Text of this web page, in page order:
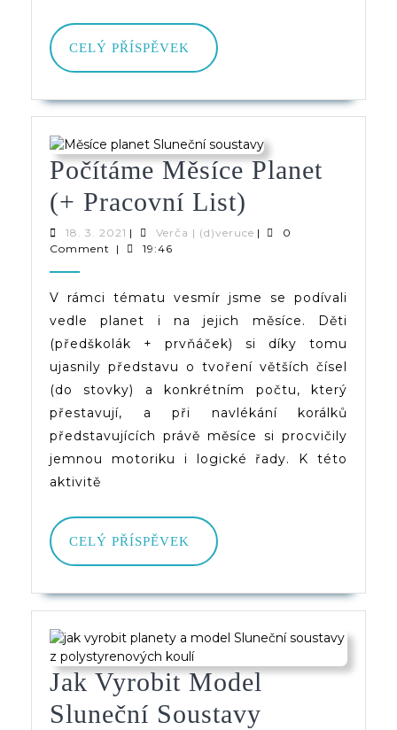
CELÝ PŘÍSPĚVEK
CELÝ
PŘÍSPĚVEK
Počítáme Měsíce Planet
(+ Pracovní List)
Měsíce
(+
Pracovní
List)
18. 3. 2021 18.
3.
| Verča | (d)veruceVerča
|
0
Comment
| 19:46
V rámci tématu vesmír jsme se podívali
vedle planet i na jejich měsíce. Děti
(předškolák + prvňáček) si díky tomu
ujasnily představu o tvoření větších čísel
(do stovky) a konkrétním počtu, který
přestavují, a při navlékání korálků
představujících právě měsíce si procvičily
jemnou motoriku i logické řady. K této
aktivitě
CELÝ PŘÍSPĚVEK
CELÝ
PŘÍSPĚVEK
Jak Vyrobit Model
Sluneční Soustavy